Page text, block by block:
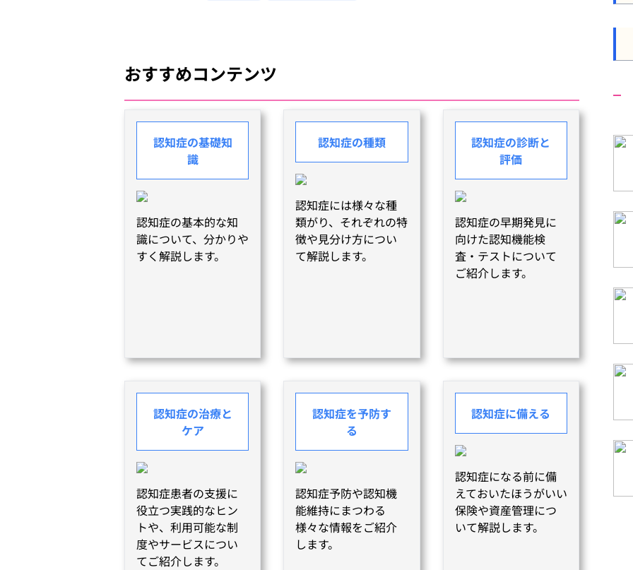
おすすめコンテンツ
認知症の基礎知
識
認知症の基本的な知
識について、分かりや
すく解説します。
認知症の種類
認知症には様々な種
類がり、それぞれの特
徴や見分け方につい
て解説します。
認知症の診断と
評価
認知症の早期発見に
向けた認知機能検
査・テストについて
ご紹介します。
認知症の治療と
ケア
認知症患者の支援に
役立つ実践的なヒン
トや、利用可能な制
度やサービスについ
てご紹介します。
認知症を予防す
る
認知症予防や認知機
能維持にまつわる
様々な情報をご紹介
します。
認知症に備える
認知症になる前に備
えておいたほうがいい
保険や資産管理につ
いて解説します。